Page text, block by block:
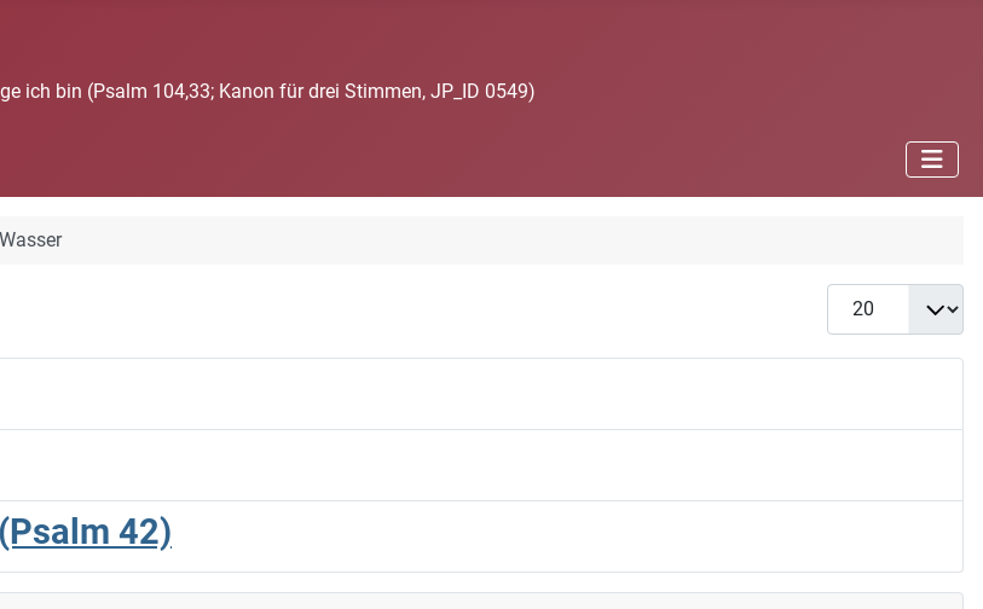
ich bin (Psalm 104,33; Kanon für drei Stimmen, JP_ID 0549)
Wasser
Anzeige #
42)